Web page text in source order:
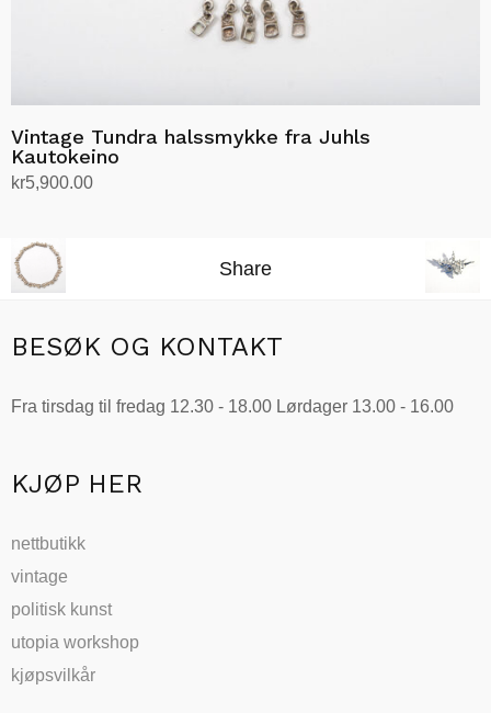
Vintage Tundra halssmykke fra Juhls
Kautokeino
kr5,900.00
Share
BESØK OG KONTAKT
Fra tirsdag til fredag 12.30 - 18.00 Lørdager 13.00 - 16.00
KJØP HER
nettbutikk
vintage
politisk kunst
utopia workshop
kjøpsvilkår